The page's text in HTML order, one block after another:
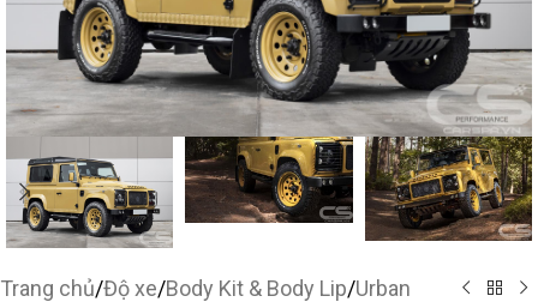
Trang chủ/Độ xe/Body Kit & Body Lip/Urban